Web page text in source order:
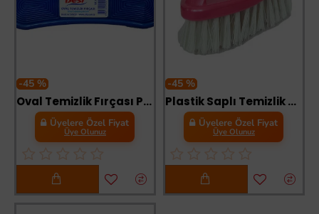
-45 %
Oval Temizlik Fırçası Plastik Halı Fırça Karışık Renk 17 Cm
Üyelere Özel Fiyat
Üye Olunuz
-45 %
Plastik Saplı Temizlik Fırçası Ütü Fırça Karışık Renk ZP-145
Üyelere Özel Fiyat
Üye Olunuz